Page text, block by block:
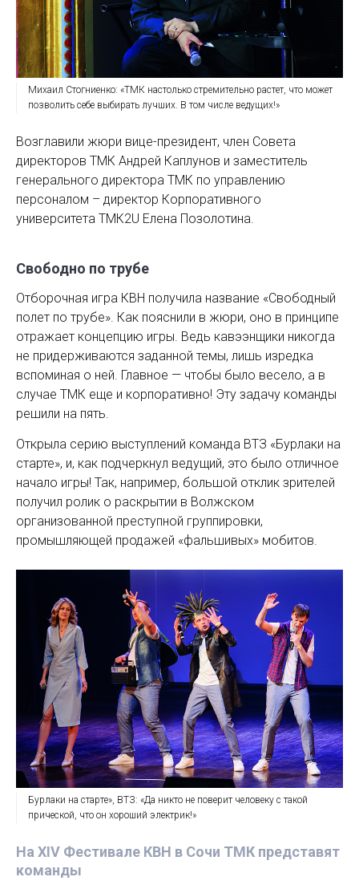
Михаил Стогниенко: «ТМК настолько стремительно растет, что может
позволить себе выбирать лучших. В том числе ведущих!»
Возглавили жюри вице-президент, член Совета
директоров ТМК Андрей Каплунов и заместитель
генерального директора ТМК по управлению
персоналом – директор Корпоративного
университета ТМК2U Елена ­Позолотина.
Свободно по трубе
Отборочная игра КВН получила название «Свободный
полет по трубе». Как по­яснили в жюри, оно в принципе
отражает концепцию игры. Ведь кавээнщики никогда
не придерживаются заданной темы, лишь изредка
вспоминая о ней. Главное — чтобы было весело, а в
случае ТМК еще и корпоративно! Эту задачу команды
решили на пять.
Открыла серию выступлений ­команда ВТЗ «Бурлаки на
старте», и, как подчеркнул ведущий, это было отличное
начало игры! Так, например, большой отклик зрителей
получил ролик о раскрытии в Волжском
организованной преступной группировки,
промышляющей продажей «фальшивых» мобитов.
Бурлаки на старте», ВТЗ: «Да никто не поверит человеку с такой
прической, что он хороший электрик!»
На XIV Фестивале КВН в Сочи ТМК представят
команды